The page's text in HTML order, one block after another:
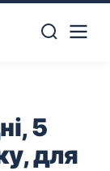
5
для